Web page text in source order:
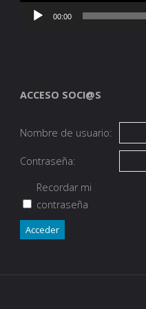
00:00
ACCESO SOCI@S
Nombre de usuario:
Contraseña:
Recordar mi
contraseña
Acceder